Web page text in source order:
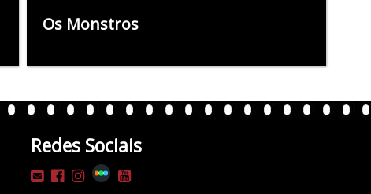
Os Monstros
Redes Sociais